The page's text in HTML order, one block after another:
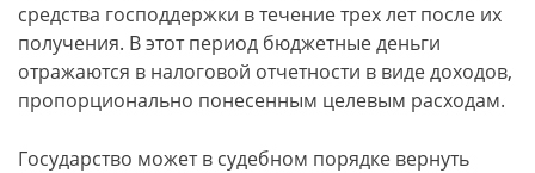
средства господдержки в течение трех лет после их
получения. В этот период бюджетные деньги
отражаются в налоговой отчетности в виде доходов,
пропорционально понесенным целевым расходам.
Государство может в судебном порядке вернуть